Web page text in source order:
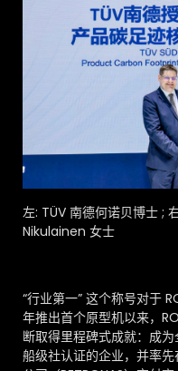
左: TÜV 南德何诺贝博士 ;
Nikulainen 女士
“行业第一” 这个称号对于
年推出首个原型机以来，
断取得里程碑式成就：成为
船级社认证的企业，并率